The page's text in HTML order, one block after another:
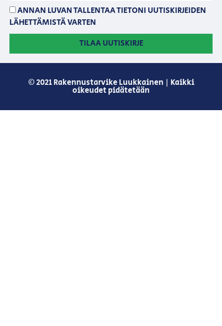
ANNAN LUVAN TALLENTAA TIETONI UUTISKIRJEIDEN
LÄHETTÄMISTÄ VARTEN
TILAA UUTISKIRJE
© 2021 Rakennustarvike Luukkainen | Kaikki
oikeudet pidätetään